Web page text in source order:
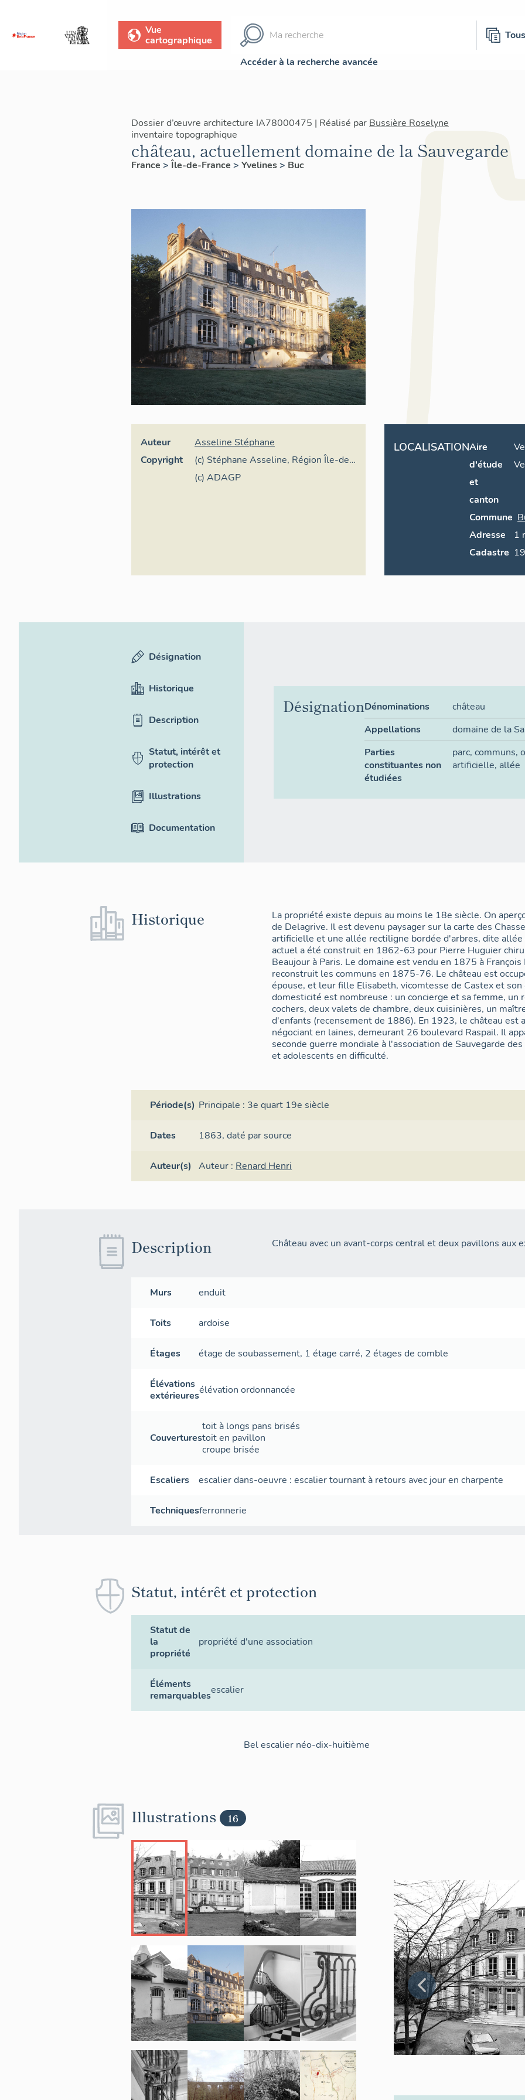
Vue
cartographique
Tous
Accéder à la recherche avancée
Dossier d’œuvre architecture IA78000475 | Réalisé par Bussière Roselyne
inventaire topographique
château, actuellement domaine de la Sauvegarde
France > Île-de-France > Yvelines> Buc
Auteur
Asseline Stéphane
Copyright
(c) Stéphane Asseline, Région Île-de-
France
(c) ADAGP
LOCALISATIONAire
d'étude
et
canton
Commune
Adresse
1
Cadastre
Désignation
Historique
Description
Statut, intérêt et
protection
Illustrations
Documentation
DésignationDénominations
château
Appellations
domaine de la
Parties
constituantes non
étudiées
parc,communs,
artificielle, allée
Historique
La propriété existe depuis au moins le 18e siècle. On
de Delagrive. Il est devenu paysager sur la carte des
artificielle et une allée rectiligne bordée d'arbres, dite allée
actuel a été construit en 1862-63 pour Pierre Huguier
Beaujour à Paris. Le domaine est vendu en 1875 à
reconstruit les communs en 1875-76. Le château est
épouse, et leur fille Elisabeth, vicomtesse de Castex et
domesticité est nombreuse : un concierge et sa femme, un
cochers, deux valets de chambre, deux cuisinières, un
d'enfants (recensement de 1886). En 1923, le château est
négociant en laines, demeurant 26 boulevard Raspail. Il
seconde guerre mondiale à l'association de Sauvegarde
et adolescents en difficulté.
Période(s) Principale : 3e quart 19e siècle
Dates 1863,daté par source
Auteur(s) Auteur : Renard Henri
Description Château avec un avant-corps central et deux pavillons aux
Murs enduit
Toits ardoise
Étages étage de soubassement, 1 étage carré, 2 étages de comble
Élévations
extérieuresélévation ordonnancée
Couvertures
toit à longs pans brisés
toit en pavillon
croupe brisée
Escaliers escalier dans-oeuvre :escalier tournant à retours avec jouren charpente
Techniquesferronnerie
Statut, intérêt et protection
Statut de
la
propriété
propriété d'une association
Éléments
remarquablesescalier
Bel escalier néo-dix-huitième
Illustrations 16